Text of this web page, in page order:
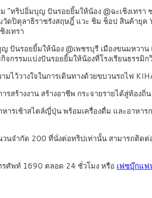
ทริปอิ่มบุญ ปันรอยยิ้มให้น้อง @ฉะเชิงเทร
วัดปิตุลาธิราชรังสฤษฎิ์ แวะ ชิม ช็อป สินค้า
เทรา
นรอยยิ้มให้น้อง @เพชรบุรี เมืองขนมหวา
รมแบ่งปันรอยยิ้มให้น้องที่โรงเรียนธรรมิก
ไว้วางใจในการเดินทางด้วยขบวนรถไฟ
สร้างงาน สร้างอาชีพ กระจายรายได้สู่ท้อง
ารเช้าสไตล์ญี่ปุ่น พร้อมเครื่องดื่ม และอาห
จำกัด 200 ที่นั่งต่อทริปเท่านั้น สามารถติด
ศัพท์ 1690 ตลอด 24 ชั่วโมง หรือ เฟซบุ๊กแฟ